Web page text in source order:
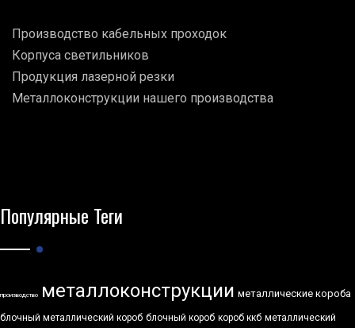
Производство кабельных проходок
Корпуса светильников
Продукция лазерной резки
Металлоконструкции нашего производства
Популярные Теги
производство металлоконструкции металлические короба
блочный металлический короб блочный короб короб ккб металлический